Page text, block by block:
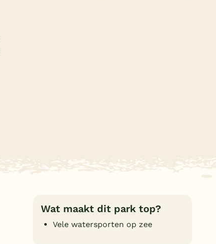
Nederland
Wat maakt dit park top?
Vele watersporten op zee